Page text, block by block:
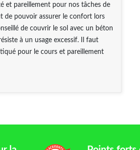
et pareillement pour nos tâches de
de pouvoir assurer le confort lors
de couvrir le sol avec un béton
à un usage excessif. Il faut
pour le cours et pareillement